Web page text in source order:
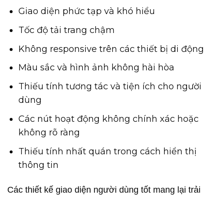
Giao diện phức tạp và khó hiểu
Tốc độ tải trang chậm
Không responsive trên các thiết bị di động
Màu sắc và hình ảnh không hài hòa
Thiếu tính tương tác và tiện ích cho người
dùng
Các nút hoạt động không chính xác hoặc
không rõ ràng
Thiếu tính nhất quán trong cách hiển thị
thông tin
Các thiết kế giao diện người dùng tốt mang lại trải